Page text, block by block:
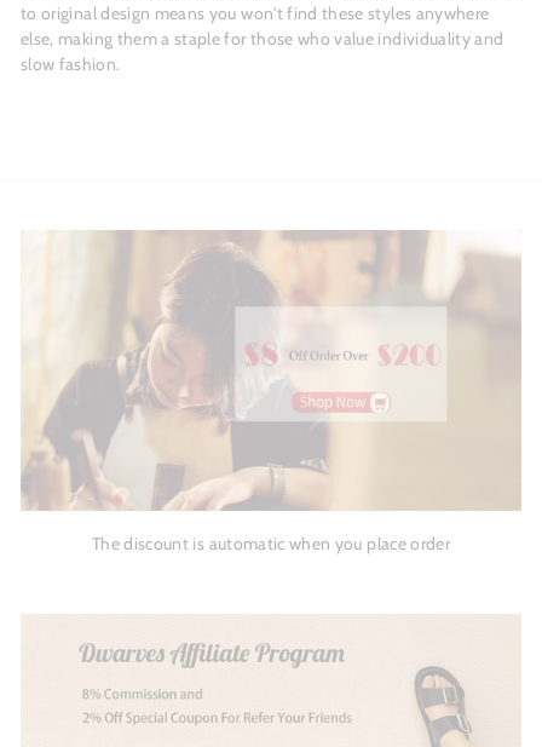
to original design means you won't find these styles anywhere
else, making them a staple for those who value individuality and
slow fashion.
The discount is automatic when you place order